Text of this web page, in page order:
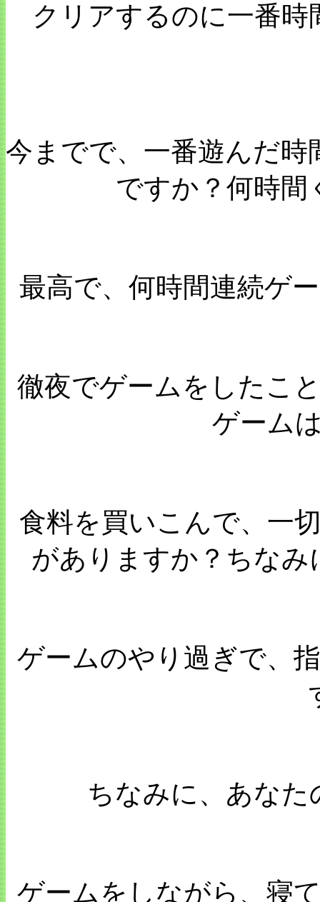
クリアするのに一番
今までで、一番遊んだ
ですか？何時間
最高で、何時間連続ゲ
徹夜でゲームをしたこ
ゲーム
食料を買いこんで、一
がありますか？ちな
ゲームのやり過ぎで、
ちなみに、あな
ゲームをしながら、寝